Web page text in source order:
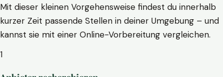
Mit dieser kleinen Vorgehensweise findest du innerhalb
kurzer Zeit passende Stellen in deiner Umgebung – und
kannst sie mit einer Online-Vorbereitung vergleichen.
1